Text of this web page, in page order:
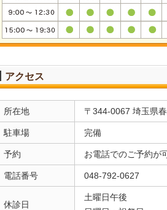
当院は、皆様の個人情報について、正確かつ最
皆様の個人情報への不正なアクセスを防止するこ
４．個人情報の確認・修正等について
供等に関する指針」に従って対応いたします。
適切に対応いたします。
５．問い合わせの窓口
当院の個人情報保護方針に関してのご質問や患
す。
６．法令の遵守と個人情報保護の仕組みの改善
当院は、個人情報の保護に関する日本の法令、
い、個人情報保護の仕組みの継続的な改善を図り
アクセス
所在地 〒344-0067 埼玉県
駐車場 完備
予約 お電話でのご予約が
電話番号 048-792-0627
休診日
土曜日午後